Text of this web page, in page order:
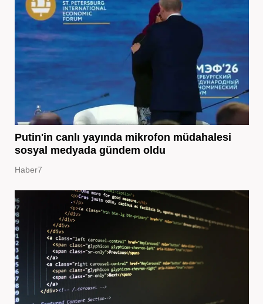
Putin'in canlı yayında mikrofon müdahalesi
sosyal medyada gündem oldu
Haber7